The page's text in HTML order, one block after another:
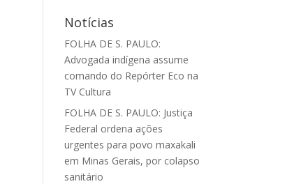
Notícias
FOLHA DE S. PAULO:
Advogada indígena assume
comando do Repórter Eco na
TV Cultura
FOLHA DE S. PAULO: Justiça
Federal ordena ações
urgentes para povo maxakali
em Minas Gerais, por colapso
sanitário